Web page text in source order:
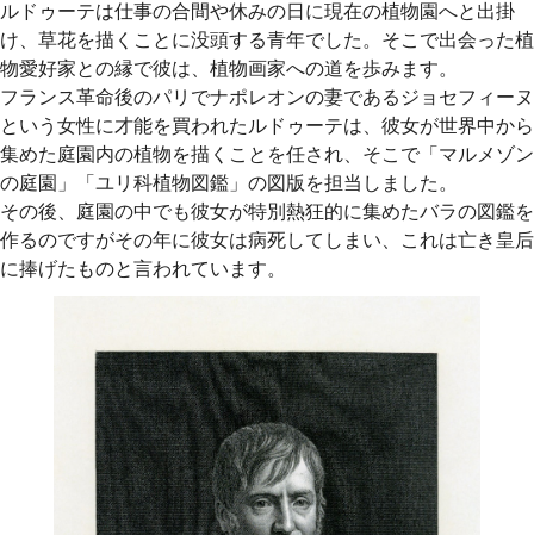
ルドゥーテは仕事の合間や休みの日に現在の植物園へと出掛
け、草花を描くことに没頭する青年でした。そこで出会った植
物愛好家との縁で彼は、植物画家への道を歩みます。
フランス革命後のパリでナポレオンの妻であるジョセフィーヌ
という女性に才能を買われたルドゥーテは、彼女が世界中から
集めた庭園内の植物を描くことを任され、そこで「マルメゾン
の庭園」「ユリ科植物図鑑」の図版を担当しました。
その後、庭園の中でも彼女が特別熱狂的に集めたバラの図鑑を
作るのですがその年に彼女は病死してしまい、これは亡き皇后
に捧げたものと言われています。